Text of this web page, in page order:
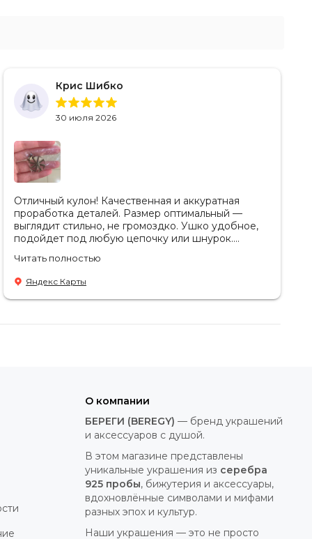
Крис Шибко
30 июля 2026
Отличный кулон! Качественная и аккуратная
проработка деталей. Размер оптимальный —
выглядит стильно, не громоздко. Ушко удобное,
подойдет под любую цепочку или шнурок.
Читать полностью
Яндекс Карты
О компании
БЕРЕГИ (BEREGY) — бренд украшений
и аксессуаров с душой.
В этом магазине представлены
уникальные украшения из серебра
925 пробы, бижутерия и аксессуары,
вдохновлённые символами и мифами
разных эпох и культур.
Наши украшения — это не просто